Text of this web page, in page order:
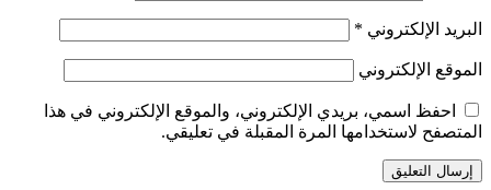
البريد الإلكتروني *
الموقع الإلكتروني
احفظ اسمي، بريدي الإلكتروني، والموقع الإلكتروني في هذا
المتصفح لاستخدامها المرة المقبلة في تعليقي.